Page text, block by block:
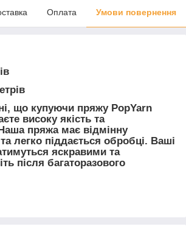
Оплата Умови повернення
що купуючи пряжу PopYarn
високу якість та
пряжа має відмінну
та легко піддається обробці. Ваші
яскравими та
після багаторазового